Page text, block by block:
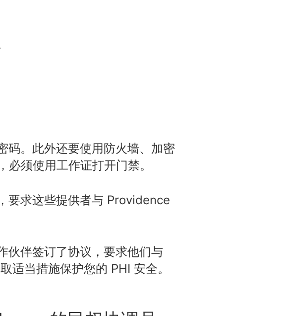
码。此外还要使用防火墙、加密
须使用工作证打开门禁。
要求这些提供者与 Providence
伙伴签订了协议，要求他们与
当措施保护您的 PHI 安全。